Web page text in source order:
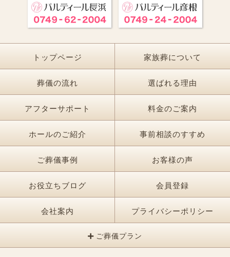
トップページ 家族葬について
葬儀の流れ 選ばれる理由
アフターサポート 料金のご案内
ホールのご紹介 事前相談のすすめ
ご葬儀事例 お客様の声
お役立ちブログ 会員登録
会社案内 プライバシーポリシー
ご葬儀プラン